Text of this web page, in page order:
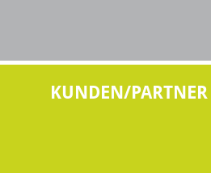
KUNDEN/PARTNER